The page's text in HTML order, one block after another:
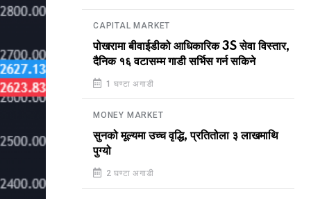
CAPITAL MARKET
पोखरामा बीवाईडीको आधिकारिक 3S सेवा विस्तार,
दैनिक १६ वटासम्म गाडी सर्भिस गर्न सकिने
1 घण्टा अगाडी
MONEY MARKET
सुनको मूल्यमा उच्च वृद्धि, प्रतितोला ३ लाखमाथि
पुग्यो
2 घण्टा अगाडी